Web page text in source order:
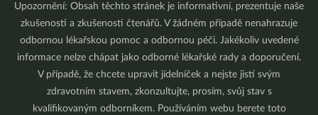
Upozornění: Obsah těchto stránek je informativní, prezentuje naše
zkušenosti a zkušenosti čtenářů. V žádném případě nenahrazuje
odbornou lékařskou pomoc a odbornou péči. Jakékoliv uvedené
informace nelze chápat jako odborné lékařské rady a doporučení.
V případě, že chcete upravit jídelníček a nejste jistí svým
zdravotním stavem, zkonzultujte, prosím, svůj stav s
kvalifikovaným odborníkem. Používáním webu berete toto